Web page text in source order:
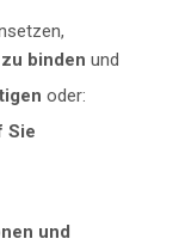
binden und
oder:
Sie
und